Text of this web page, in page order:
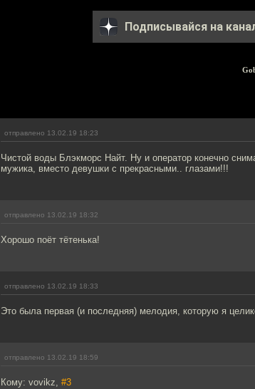
Подписывайся на
отправлено 13.02.19 18:23
Чистой воды Блэкморс Найт. Ну и оператор конечно
мужика, вместо девушки с прекрасными.. глазами!!!
отправлено 13.02.19 18:32
Хорошо поёт тётенька!
отправлено 13.02.19 18:33
Это была первая (и последняя) мелодия, которую я
отправлено 13.02.19 18:59
Кому: vovikz, #3